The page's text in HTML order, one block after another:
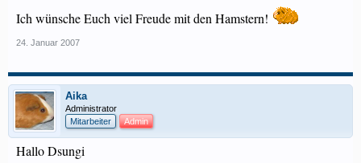
Ich wünsche Euch viel Freude mit den Hamstern!
24. Januar 2007
Aika
Administrator
Mitarbeiter
Admin
Hallo Dsungi